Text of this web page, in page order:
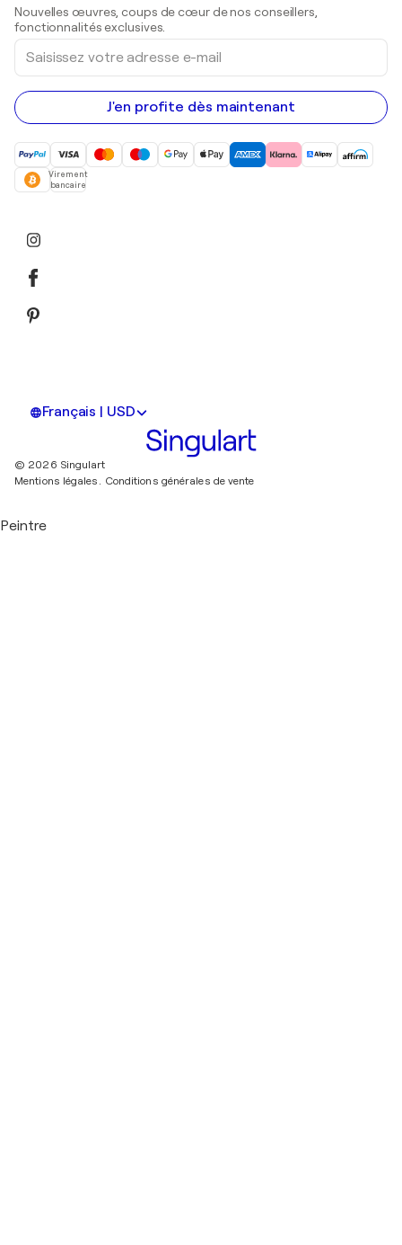
Peintures acryliques
Nouvelles œuvres, coups de cœur de nos conseillers,
fonctionnalités exclusives.
Saisissez
votre
adresse
e-
mail
J'en profite dès maintenant
Virement
bancaire
Français | USD
© 2026 Singulart
Mentions légales. Conditions générales de vente
Peintre